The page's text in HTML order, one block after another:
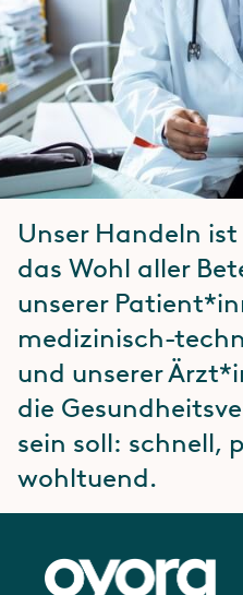
Unser Handeln
das Wohl aller
unserer
medizinisch-
und unserer
die
sein soll: schnell,
wohltuend.